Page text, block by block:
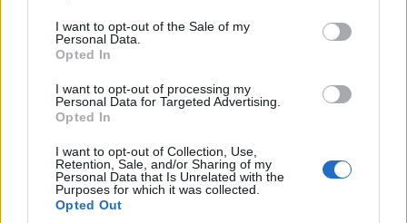
I want to opt-out of the Sale of my
Personal Data.
Opted In
I want to opt-out of processing my
Personal Data for Targeted Advertising.
Opted In
I want to opt-out of Collection, Use,
Retention, Sale, and/or Sharing of my
Personal Data that Is Unrelated with the
Purposes for which it was collected.
Opted Out
Al contrario, Teheran non considera il Golfo
Persico come unmare aperto, bensì